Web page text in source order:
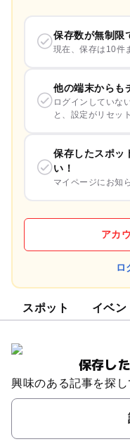
保存数が無制限
現在、保存は10件
他の端末からも
ログインしていな
と、設定がリセッ
保存したスポッ
い！
マイページにお知
アカ
ロ
スポット イベン
保存し
興味のある記事を探し